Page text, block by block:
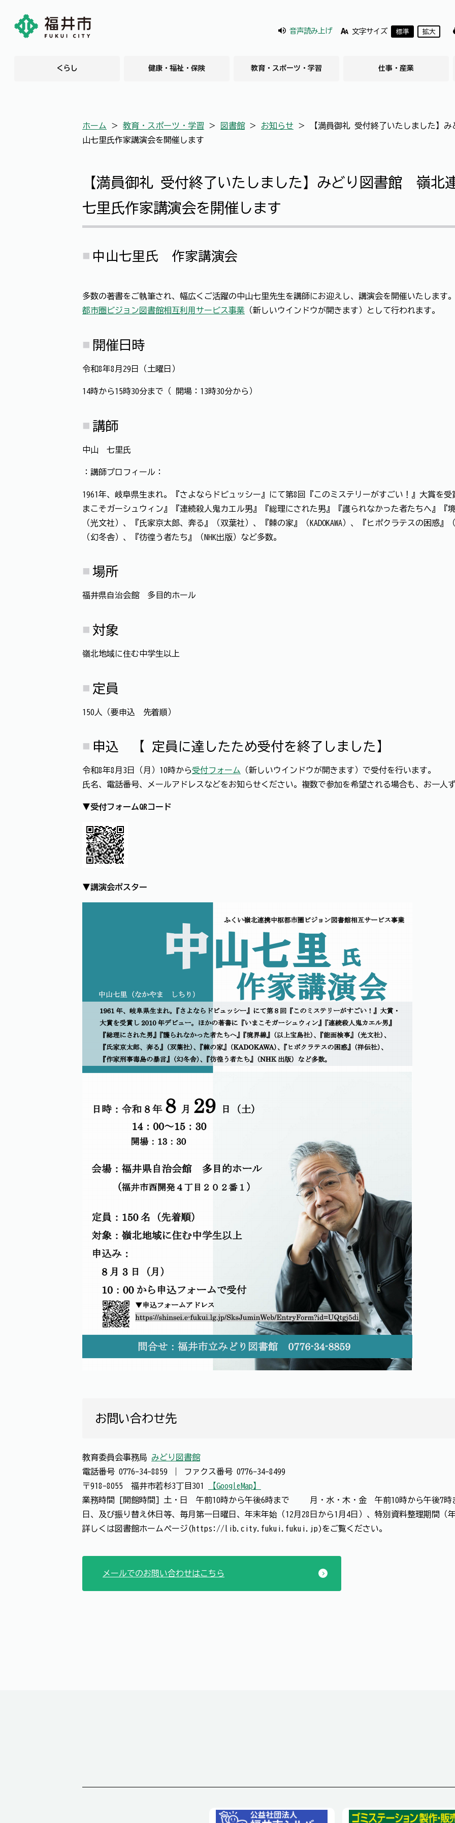
音声読み上げ 文字サイズ 標準 拡大
くらし 健康・福祉・保険 教育・スポーツ・学習 仕事・産業
ホーム ＞ 教育・スポーツ・学習 ＞ 図書館＞ お知らせ ＞
【満員御礼 受付終了いたしました
山七里氏作家講演会を開催します
【満員御礼 受付終了いたしました】みどり図書館 嶺
七里氏作家講演会を開催します
中山七里氏 作家講演会
多数の著書をご執筆され、幅広くご活躍の中山七里先生を講師にお迎えし、講演会を開催いたします
都市圏ビジョン図書館相互利用サービス事業 （新しいウインドウが開きます）として行われます。
開催日時
令和8年8月29日（土曜日）
14時から15時30分まで（ 開場：13時30分から）
講師
中山 七里氏
：講師プロフィール：
1961年、岐阜県生まれ。『さよならドビュッシー』にて第8回『このミステリーがすごい！』大賞を
まこそガーシュウィン』『連続殺人鬼カエル男』『総理にされた男』『護られなかった者たちへ』『
（光文社）、『氏家京太郎、奔る』（双葉社）、『棘の家』（KADOKAWA）、『ヒポクラテスの困惑』
（幻冬舎）、『彷徨う者たち』（NHK出版）など多数。
場所
福井県自治会館 多目的ホール
対象
嶺北地域に住む中学生以上
定員
150人（要申込 先着順）
申込 【 定員に達したため受付を終了しました】
令和8年8月3日（月）10時から受付フォーム （新しいウインドウが開きます）で受付を行います。
氏名、電話番号、メールアドレスなどをお知らせください。複数で参加を希望される場合も、お一人
▼受付フォームQRコード
▼講演会ポスター
お問い合わせ先
教育委員会事務局 みどり図書館
電話番号 0776-34-8859 ファクス番号 0776-34-8499
〒918-8055 福井市若杉3丁目301
【GoogleMap】
業務時間 [開館時間] 土・日 午前10時から午後6時まで 月・水・木・金 午前10時から午後7時
日、及び振り替え休日等、毎月第一日曜日、年末年始（12月28日から1月4日）、特別資料整理期間（
詳しくは図書館ホームページ(https://lib.city.fukui.fukui.jp)をご覧ください。
メールでのお問い合わせはこちら